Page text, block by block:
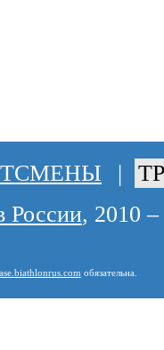
|
России, 2010
обязательна.